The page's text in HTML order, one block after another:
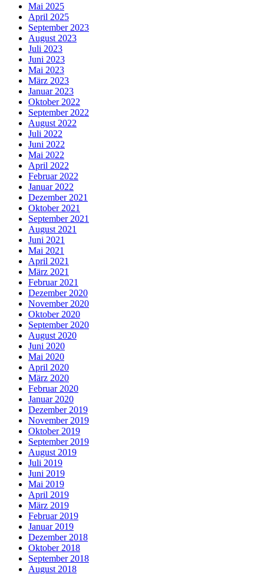
Mai 2025
April 2025
September 2023
August 2023
Juli 2023
Juni 2023
Mai 2023
März 2023
Januar 2023
Oktober 2022
September 2022
August 2022
Juli 2022
Juni 2022
Mai 2022
April 2022
Februar 2022
Januar 2022
Dezember 2021
Oktober 2021
September 2021
August 2021
Juni 2021
Mai 2021
April 2021
März 2021
Februar 2021
Dezember 2020
November 2020
Oktober 2020
September 2020
August 2020
Juni 2020
Mai 2020
April 2020
März 2020
Februar 2020
Januar 2020
Dezember 2019
November 2019
Oktober 2019
September 2019
August 2019
Juli 2019
Juni 2019
Mai 2019
April 2019
März 2019
Februar 2019
Januar 2019
Dezember 2018
Oktober 2018
September 2018
August 2018